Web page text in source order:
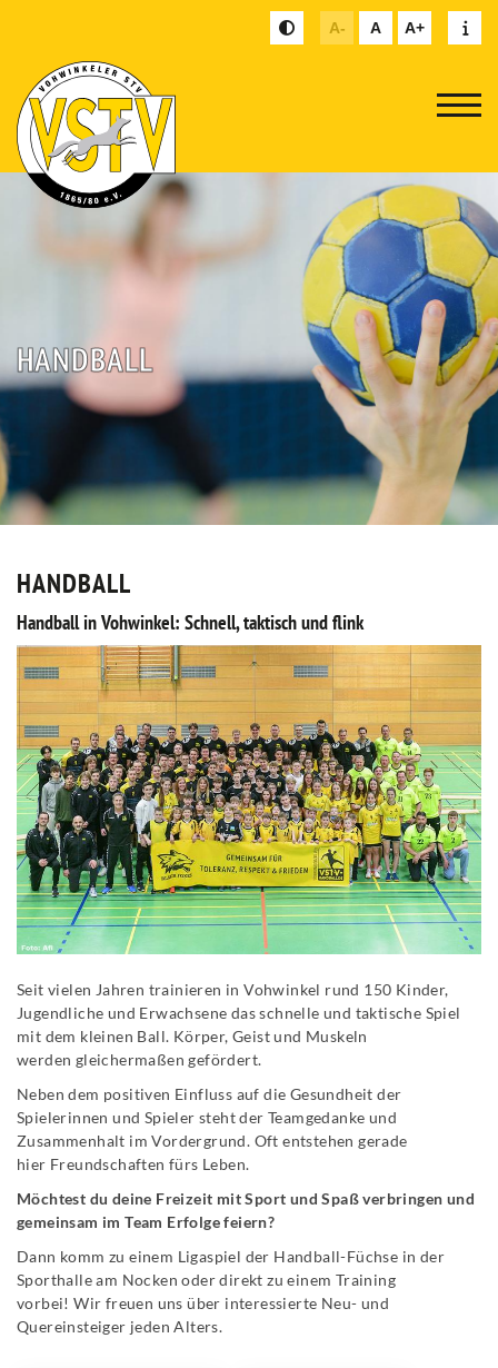
A- A A+
HANDBALL
HANDBALL
Handball in Vohwinkel: Schnell, taktisch und flink
Seit vielen Jahren trainieren in Vohwinkel rund 150 Kinder,
Jugendliche und Erwachsene das schnelle und taktische Spiel
mit dem kleinen Ball. Körper, Geist und Muskeln
werden gleichermaßen gefördert.
Neben dem positiven Einfluss auf die Gesundheit der
Spielerinnen und Spieler steht der Teamgedanke und
Zusammenhalt im Vordergrund. Oft entstehen gerade
hier Freundschaften fürs Leben.
Möchtest du deine Freizeit mit Sport und Spaß verbringen und
gemeinsam im Team Erfolge feiern?
Dann komm zu einem Ligaspiel der Handball-Füchse in der
Sporthalle am Nocken oder direkt zu einem Training
vorbei! Wir freuen uns über interessierte Neu- und
Quereinsteiger jeden Alters.